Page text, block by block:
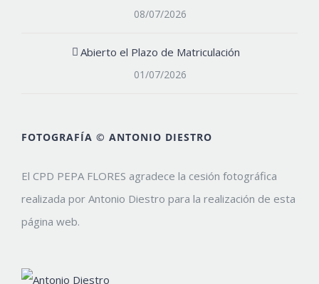
08/07/2026
Abierto el Plazo de Matriculación
01/07/2026
FOTOGRAFÍA © ANTONIO DIESTRO
El CPD PEPA FLORES agradece la cesión fotográfica
realizada por Antonio Diestro para la realización de esta
página web.